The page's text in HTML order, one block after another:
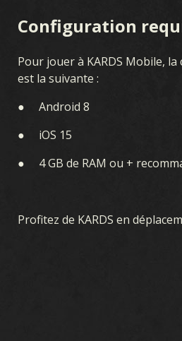
Configuration
Pour jouer à KARDS Mobile,
est la suivante :
● Android 8
● iOS 15
● 4 GB de RAM ou +
Profitez de KARDS en